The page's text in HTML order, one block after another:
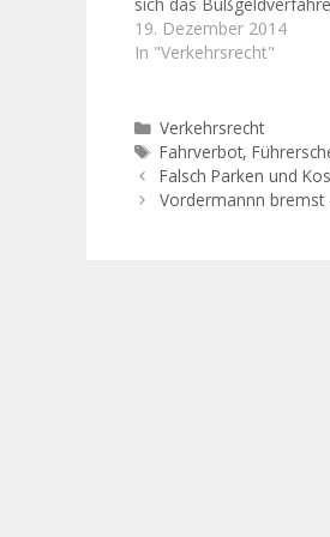
endgültigen Urteil länger
Fahrverbots überhaupt
gerechtfertigt ist. Dieses
stellt sich in der Praxis
insbesondere…
19. Dezember 2014
In "Verkehrsrecht"
Kategorien
Verkehrsrecht
Schlagwörter
Fahrverbot,
Falsch Parken und
Vordermannn bremst